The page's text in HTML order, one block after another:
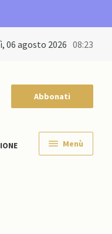
06 agosto 2026 08:23
Abbonati
Menù